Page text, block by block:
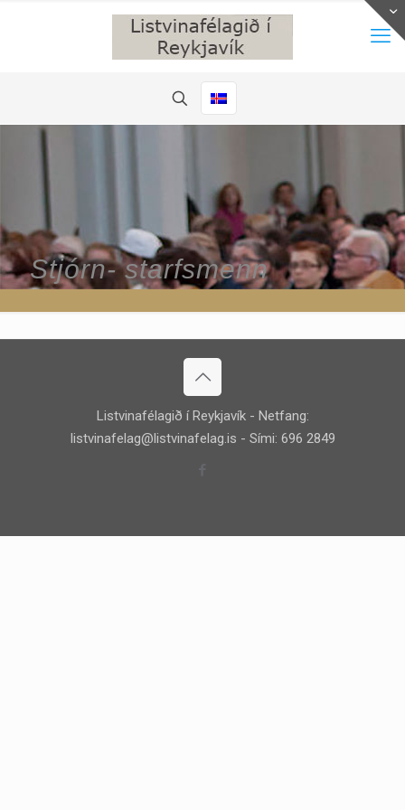
Stjórn- starfsmenn
Listvinafélagið í Reykjavík - Netfang:
listvinafelag@listvinafelag.is - Sími: 696 2849